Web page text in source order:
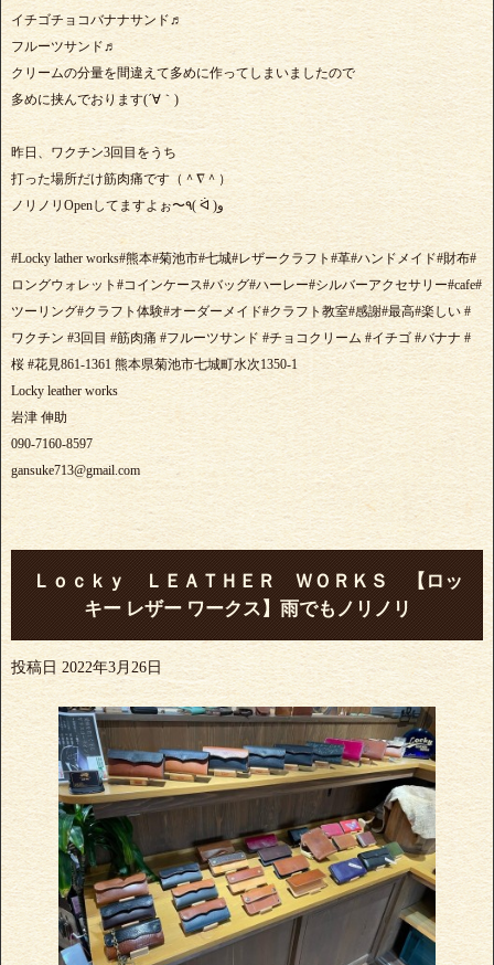
イチゴチョコバナナサンド♬
フルーツサンド♬
クリームの分量を間違えて多めに作ってしまいましたので
多めに挟んでおります(´∀｀)
昨日、ワクチン3回目をうち
打った場所だけ筋肉痛です（＾∇＾）
ノリノリOpenしてますよぉ〜٩( ᐛ )و
#Locky lather works#熊本#菊池市#七城#レザークラフト#革#ハンドメイド#財布#
ロングウォレット#コインケース#バッグ#ハーレー#シルバーアクセサリー#cafe#
ツーリング#クラフト体験#オーダーメイド#クラフト教室#感謝#最高#楽しい #
ワクチン #3回目 #筋肉痛 #フルーツサンド #チョコクリーム #イチゴ #バナナ #
桜 #花見861-1361 熊本県菊池市七城町水次1350-1
Locky leather works
岩津 伸助
090-7160-8597
gansuke713@gmail.com
Ｌｏｃｋｙ ＬＥＡＴＨＥＲ ＷＯＲＫＳ 【ロッ
キー レザー ワークス】雨でもノリノリ
投稿日 2022年3月26日